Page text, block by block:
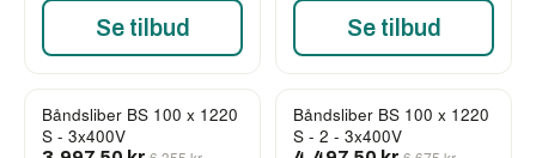
Se tilbud Se tilbud
-37%
Båndsliber BS 100 x 1220
S - 3x400V
-33%
Båndsliber BS 100 x 1220
S - 2 - 3x400V